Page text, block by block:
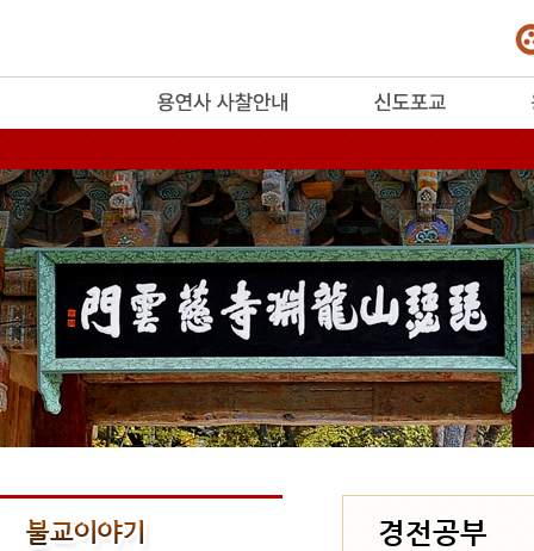
경전공부